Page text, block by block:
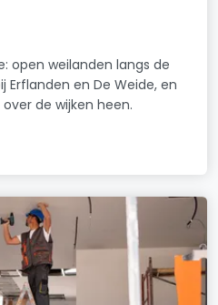
open weilanden langs de
Erflanden en De Weide, en
de wijken heen.